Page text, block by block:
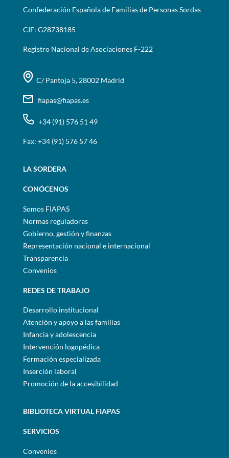
Confederación Española de Familias de Personas Sordas
CIF: G28738185
Registro Nacional de Asociaciones F-222
C/ Pantoja 5, 28002 Madrid
fiapas@fiapas.es
+34 (91) 576 51 49
Fax: +34 (91) 576 57 46
LA SORDERA
CONÓCENOS
Somos FIAPAS
Normas reguladoras
Gobierno, gestión y finanzas
Representación nacional e internacional
Transparencia
Convenios
REDES DE TRABAJO
Desarrollo institucional
Atención y apoyo a las familias
Infancia y adolescencia
Intervención logopédica
Formación especializada
Inserción laboral
Promoción de la accesibilidad
BIBLIOTECA VIRTUAL FIAPAS
SERVICIOS
Convenios